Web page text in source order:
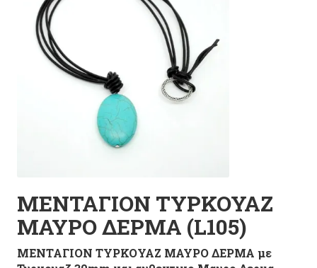
ΜΕΝΤΑΓΙΟΝ ΤΥΡΚΟΥΑΖ
ΜΑΥΡΟ ΔΕΡΜΑ (L105)
ΜΕΝΤΑΓΙΟΝ ΤΥΡΚΟΥΑΖ ΜΑΥΡΟ ΔΕΡΜΑ με